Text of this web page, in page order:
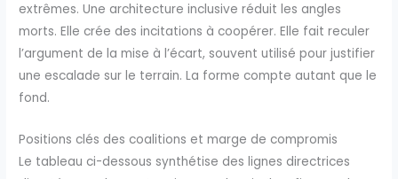
extrêmes. Une architecture inclusive réduit les angles
morts. Elle crée des incitations à coopérer. Elle fait reculer
l’argument de la mise à l’écart, souvent utilisé pour justifier
une escalade sur le terrain. La forme compte autant que le
fond.
Positions clés des coalitions et marge de compromis
Le tableau ci-dessous synthétise des lignes directrices